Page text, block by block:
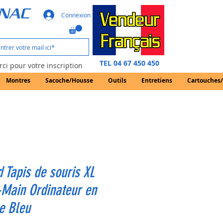
Montres Sacoche/Housse Outils Entretiens
TEL 04 67 450 450
pour votre inscription
Connexion
Tapis de souris XL
Ordinateur en
Bleu